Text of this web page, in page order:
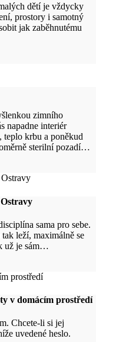
dětí je vždycky
prostory i samotný
jak zaběhnutému
zimního
napadne interiér
teplo krbu a poněkud
sterilní pozadí…
sama pro sebe.
leží, maximálně se
už je sám…
v domácím prostředí
Chcete-li si jej
uvedené heslo.